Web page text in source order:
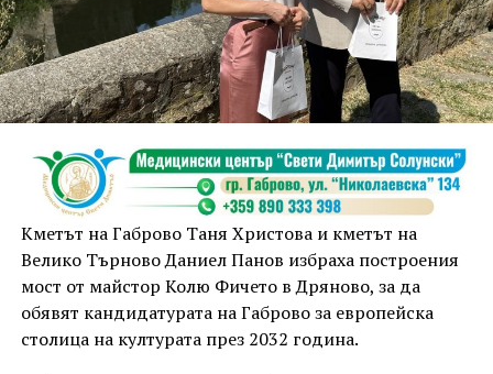
Кметът на Габрово Таня Христова и кметът на
Велико Търново Даниел Панов избраха построения
мост от майстор Колю Фичето в Дряново, за да
обявят кандидатурата на Габрово за европейска
столица на културата през 2032 година.